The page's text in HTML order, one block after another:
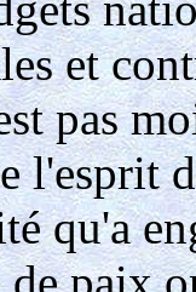
et
pas
l'esprit
qu'a